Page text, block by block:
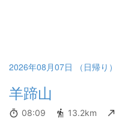
2026年08月07日 （日帰り）
羊蹄山
08:09 13.2km